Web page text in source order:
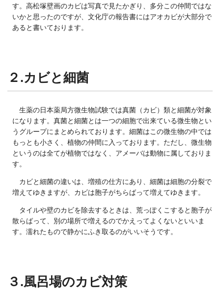
す。高松塚壁画のカビは写真で見たかぎり、多分この仲間ではな
いかと思ったのですが、文化庁の報告書にはアオカビが大部分で
あると書いております。
２.カビと細菌
生薬の日本薬局方微生物試験では真菌（カビ）類と細菌が対象
になります。真菌と細菌とは一つの細胞で出来ている微生物とい
うグループにまとめられております。細菌はこの微生物の中では
もっとも小さく、植物の仲間に入っております。ただし、微生物
というのは全てが植物ではなく、アメーバは動物に属しておりま
す。
カビと細菌の違いは、増殖の仕方にあり、細菌は細胞の分裂で
増えてゆきますが、カビは胞子がちらばって増えてゆきます。
タイルや壁のカビを除去するときは、荒っぽくこすると胞子が
散らばって、別の場所で増えるのでかえってよくないといいま
す。濡れたもので静かにふき取るのがいいそうです。
３.風呂場のカビ対策